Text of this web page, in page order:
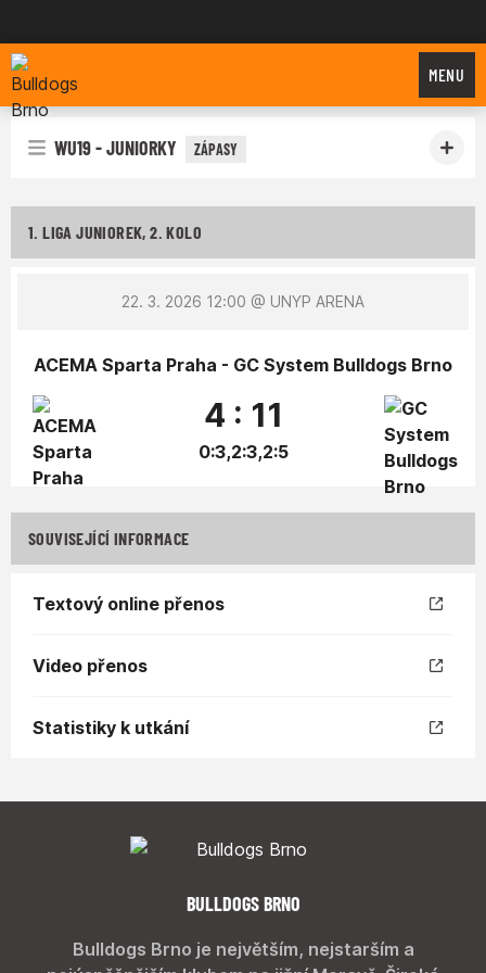
Bulldogs Brno
MENU
WU19 - JUNIORKY ZÁPASY
1. LIGA JUNIOREK, 2. KOLO
22. 3. 2026 12:00 @ UNYP ARENA
ACEMA Sparta Praha - GC System Bulldogs Brno
4 : 11
0:3,2:3,2:5
SOUVISEJÍCÍ INFORMACE
Textový online přenos
Video přenos
Statistiky k utkání
BULLDOGS BRNO
Bulldogs Brno je největším, nejstarším a